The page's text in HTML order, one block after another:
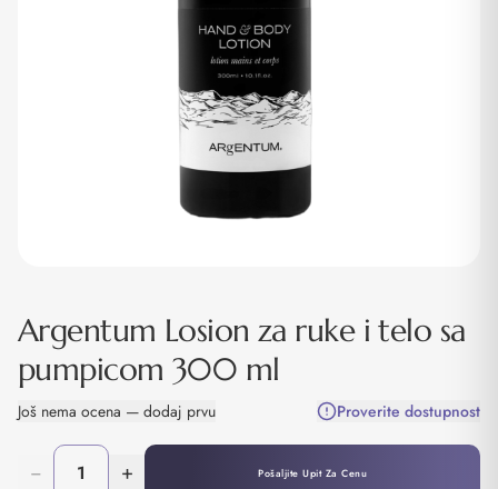
Argentum Losion za ruke i telo sa
pumpicom 300 ml
Još nema ocena — dodaj prvu Proverite dostupnost
− + Pošaljite Upit Za Cenu